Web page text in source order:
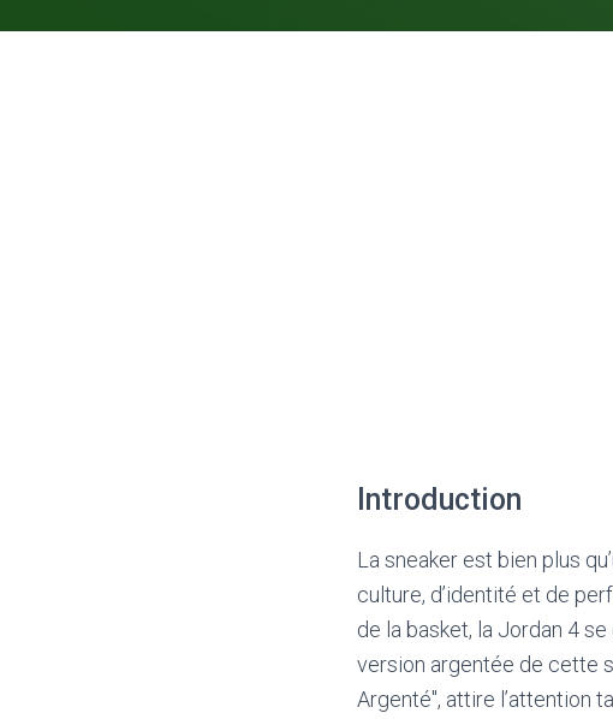
Introduction
La sneaker est bien plus
culture, d’identité et de
de la basket, la Jordan 4
version argentée de cette
Argenté", attire l’attention